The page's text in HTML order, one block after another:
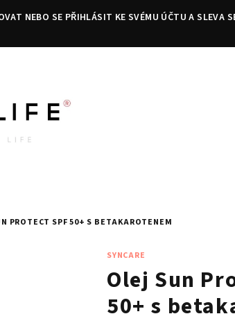
NEBO SE PŘIHLÁSIT KE SVÉMU ÚČTU A SLEVA
PROTECT SPF 50+ S BETAKAROTENEM
SYNCARE
Olej Sun
50+ s